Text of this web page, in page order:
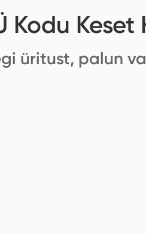
Kodu Keset
üritust, palun